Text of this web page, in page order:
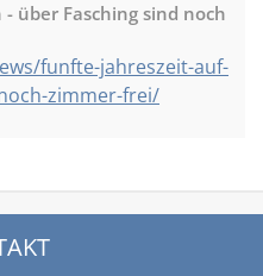
über Fasching sind noch
funfte-jahreszeit-auf-
zimmer-frei/